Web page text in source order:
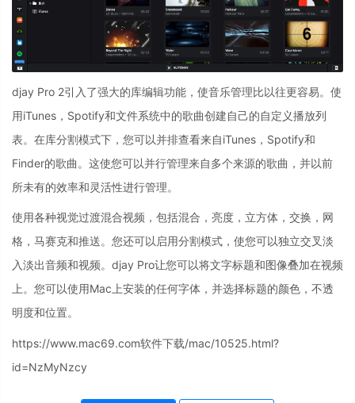
djay Pro 2引入了强大的库编辑功能，使音乐管理比以往更容易。使
用iTunes，Spotify和文件系统中的歌曲创建自己的自定义播放列
表。在库分割模式下，您可以并排查看来自iTunes，Spotify和
Finder的歌曲。这使您可以并行管理来自多个来源的歌曲，并以前
所未有的效率和灵活性进行管理。
使用各种视觉过渡混合视频，包括混合，亮度，立方体，交换，网
格，马赛克和推送。您还可以启用分割模式，使您可以独立交叉淡
入淡出音频和视频。djay Pro让您可以将文字标题和图像叠加在视频
上。您可以使用Mac上安装的任何字体，并选择标题的颜色，不透
明度和位置。
https://www.mac69.com软件下载/mac/10525.html?
id=NzMyNzcy